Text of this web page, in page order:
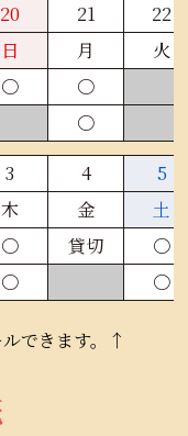
20 21
22
日 月
火
〇
〇
〇
3 4
5
木 金
土
〇 貸切
〇
〇 〇
できます。↑